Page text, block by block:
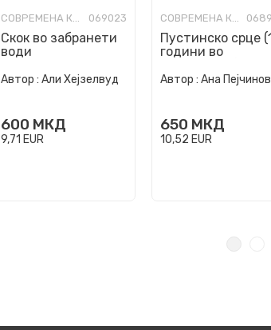
СОВРЕМЕНА КНИЖЕВНОСТ 069023
Скок во забранети
води
Автор : Али Хејзелвуд
600 МКД
9,71 EUR
СОВРЕМЕНА КНИЖЕВНОСТ
Пустинско срце
години во
Автор : Ана
650 МКД
10,52 EUR